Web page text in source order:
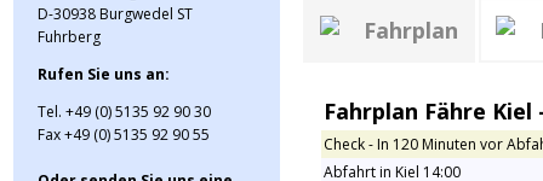
D-30938 Burgwedel ST
Fuhrberg
Rufen Sie uns an:
Tel. +49 (0) 5135 92 90 30
Fax +49 (0) 5135 92 90 55
Fahrplan
Fahrplan Fähre Kiel
Check - In 120 Minuten vor
Abfahrt in Kiel 14:00